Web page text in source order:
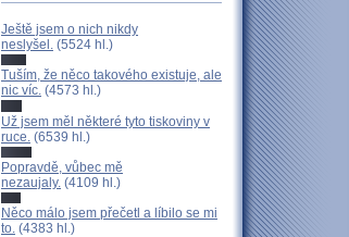
Ještě jsem o nich nikdy
neslyšel. (5524 hl.)
Tuším, že něco takového existuje, ale
nic víc. (4573 hl.)
Už jsem měl některé tyto tiskoviny v
ruce. (6539 hl.)
Popravdě, vůbec mě
nezaujaly. (4109 hl.)
Něco málo jsem přečetl a líbilo se mi
to. (4383 hl.)